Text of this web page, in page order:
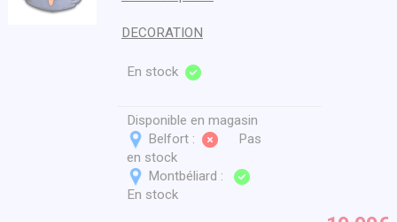
DECORATION
En stock
Disponible en magasin
Belfort :
Pas
en stock
Montbéliard :
En stock